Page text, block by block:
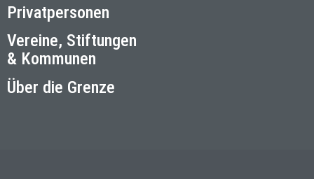
Privatpersonen
Vereine, Stiftungen
& Kommunen
Über die Grenze